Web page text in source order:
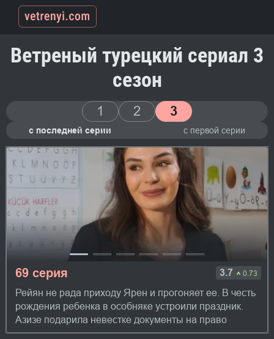
Ветреный турецкий сериал 3
сезон
с последней серии с первой серии
1 2 3
69 серия 3.7 0.73
Рейян не рада приходу Ярен и прогоняет ее. В честь
рождения ребенка в особняке устроили праздник.
Азизе подарила невестке документы на право
владения особняком. Это не устроило Яре...